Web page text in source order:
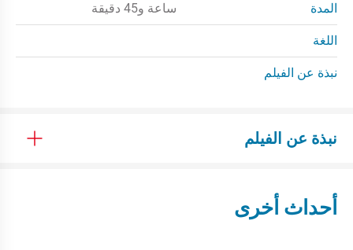
المدة ساعة و45 دقيقة
اللغة
نبذة عن الفيلم
نبذة عن الفيلم
أحداث أخرى